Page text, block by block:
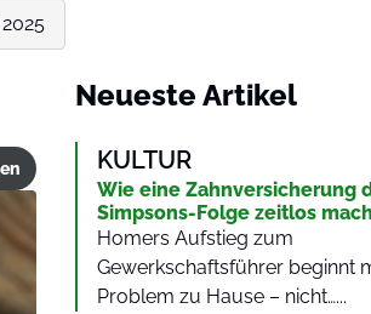
Neueste Artikel
KULTUR
Wie eine Zahnversicherung
Simpsons-Folge zeitlos
Homers Aufstieg zum
Gewerkschaftsführer beginnt
Problem zu Hause – nicht…...